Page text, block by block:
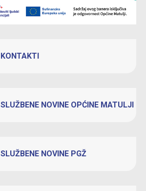
KONTAKTI
SLUŽBENE NOVINE OPĆINE MATULJI
SLUŽBENE NOVINE PGŽ